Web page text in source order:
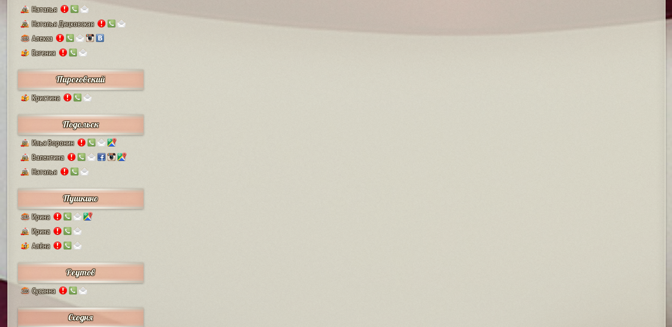
41 Наталья
25 Наталья Дацковская
128 Алекса
2 Евгения
Пироговский
1 Кристина
Подольск
37 Илья Воронин
14 Валентина
13 Наталья
Пушкино
125 Ирина
12 Ирина
4 Алёна
Реутов
110 Сусанна
Сходня